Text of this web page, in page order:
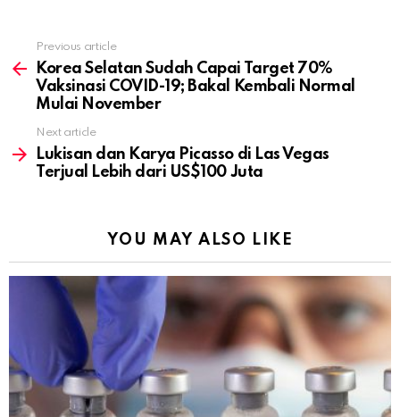
more
Previous article
Korea Selatan Sudah Capai Target 70%
Vaksinasi COVID-19; Bakal Kembali Normal
Mulai November
Next article
Lukisan dan Karya Picasso di Las Vegas
Terjual Lebih dari US$100 Juta
YOU MAY ALSO LIKE